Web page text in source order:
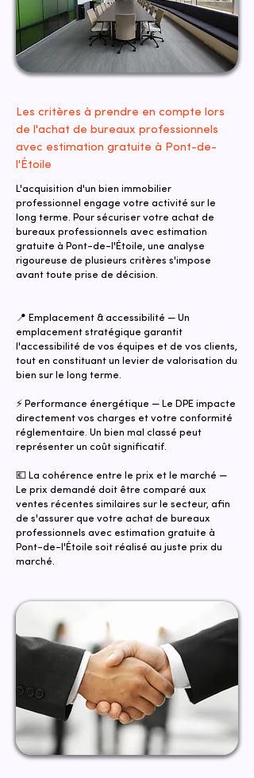
Les critères à prendre en compte lors
de l'achat de bureaux professionnels
avec estimation gratuite à Pont-de-
l'Étoile
L'acquisition d'un bien immobilier
professionnel engage votre activité sur le
long terme. Pour sécuriser votre achat de
bureaux professionnels avec estimation
gratuite à Pont-de-l'Étoile, une analyse
rigoureuse de plusieurs critères s'impose
avant toute prise de décision.
📍 Emplacement & accessibilité — Un
emplacement stratégique garantit
l'accessibilité de vos équipes et de vos clients,
tout en constituant un levier de valorisation du
bien sur le long terme.
⚡ Performance énergétique — Le DPE impacte
directement vos charges et votre conformité
réglementaire. Un bien mal classé peut
représenter un coût significatif.
💶 La cohérence entre le prix et le marché —
Le prix demandé doit être comparé aux
ventes récentes similaires sur le secteur, afin
de s'assurer que votre achat de bureaux
professionnels avec estimation gratuite à
Pont-de-l'Étoile soit réalisé au juste prix du
marché.